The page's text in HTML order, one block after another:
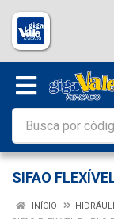
SIFAO
INÍCIO